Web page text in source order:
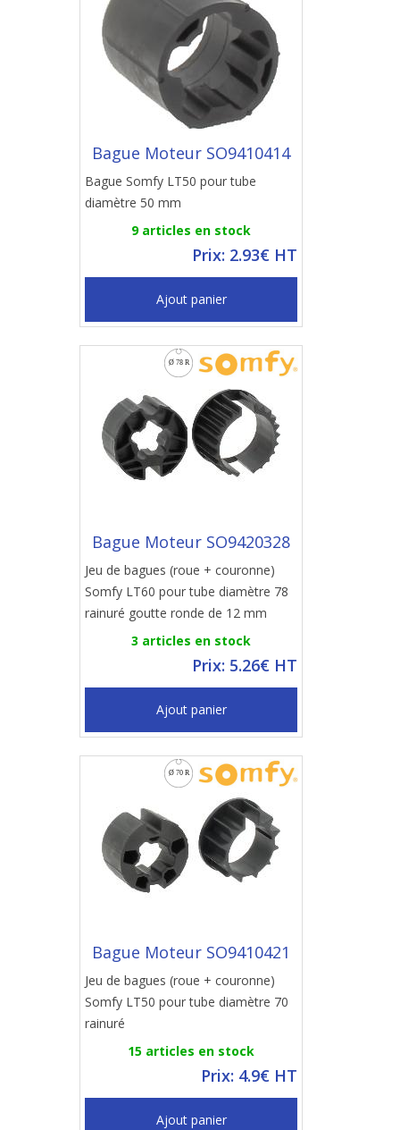
Bague Moteur SO9410414
Bague Somfy LT50 pour tube
diamètre 50 mm
9 articles en stock
Prix: 2.93€ HT
Ajout panier
Bague Moteur SO9420328
Jeu de bagues (roue + couronne)
Somfy LT60 pour tube diamètre 78
rainuré goutte ronde de 12 mm
3 articles en stock
Prix: 5.26€ HT
Ajout panier
Bague Moteur SO9410421
Jeu de bagues (roue + couronne)
Somfy LT50 pour tube diamètre 70
rainuré
15 articles en stock
Prix: 4.9€ HT
Ajout panier